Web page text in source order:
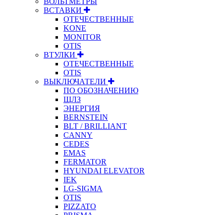
ВСТАВКИ
ОТЕЧЕСТВЕННЫЕ
KONE
MONITOR
OTIS
ВТУЛКИ
ОТЕЧЕСТВЕННЫЕ
OTIS
ВЫКЛЮЧАТЕЛИ
ПО ОБОЗНАЧЕНИЮ
ЩЛЗ
ЭНЕРГИЯ
BERNSTEIN
BLT / BRILLIANT
CANNY
CEDES
EMAS
FERMATOR
HYUNDAI ELEVATOR
IEK
LG-SIGMA
OTIS
PIZZATO